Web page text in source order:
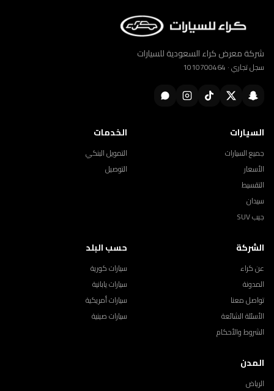
شركة معرض كراء السعودية للسيارات
سجل تجاري · 1010700464
السيارات
جميع السيارات
الأسعار
التقسيط
سيدان
جيب SUV
الخدمات
التمويل البنكي
التوصيل
الشركة
عن كراء
المدونة
تواصل معنا
الأسئلة الشائعة
الشروط والأحكام
حسب البلد
سيارات كورية
سيارات يابانية
سيارات أمريكية
سيارات صينية
المدن
الرياض